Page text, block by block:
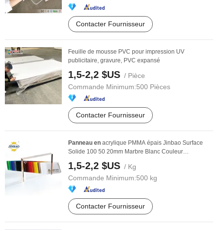
Contacter Fournisseur
Feuille de mousse PVC pour impression UV
publicitaire, gravure, PVC expansé
1,5-2,2 $US / Pièce
Commande Minimum:500 Pièces
Contacter Fournisseur
Panneau en acrylique PMMA épais Jinbao Surface
Solide 100 50 20mm Marbre Blanc Couleur
te ...
1,5-2,2 $US / Kg
Commande Minimum:500 kg
Contacter Fournisseur